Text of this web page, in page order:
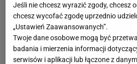
Jeśli nie chcesz wyrazić zgody, chcesz
chcesz wycofać zgodę uprzednio
„Ustawień Zaawansowanych”.
Twoje dane osobowe mogą być
badania i mierzenia informacji
serwisów i aplikacji lub łączone z